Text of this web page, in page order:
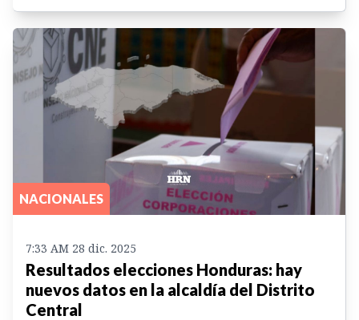
NACIONALES
7:33 AM 28 dic. 2025
Resultados elecciones Honduras: hay
nuevos datos en la alcaldía del Distrito
Central